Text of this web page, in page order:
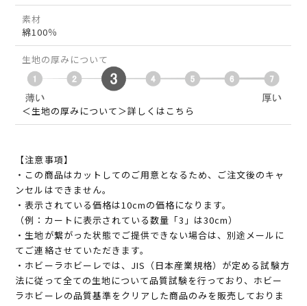
素材
綿100％
生地の厚みについて
＜生地の厚みについて＞詳しくはこちら
【注意事項】
・この商品はカットしてのご用意となるため、ご注文後のキャ
ンセルはできません。
・表示されている価格は10cmの価格になります。
（例：カートに表示されている数量「3」は30cm）
・生地が繋がった状態でご提供できない場合は、別途メールに
てご連絡させていただきます。
・ホビーラホビーレでは、JIS（日本産業規格）が定める試験方
法に従って全ての生地について品質試験を行っており、ホビー
ラホビーレの品質基準をクリアした商品のみを販売しておりま